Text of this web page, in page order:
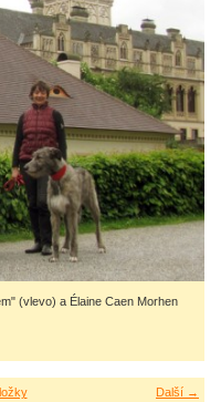
(vlevo) a Élaine Caen Morhen
Další →